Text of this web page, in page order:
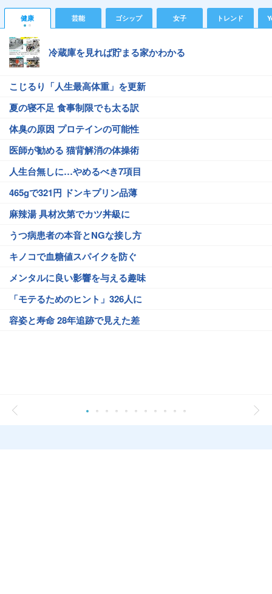
健康 芸能 ゴシップ 女子 トレンド
冷蔵庫を見れば貯まる家かわかる
こじるり「人生最高体重」を更新
夏の寝不足 食事制限でも太る訳
体臭の原因 プロテインの可能性
医師が勧める 猫背解消の体操術
人生台無しに…やめるべき7項目
465gで321円 ドンキプリン品薄
麻辣湯 具材次第でカツ丼級に
うつ病患者の本音とNGな接し方
キノコで血糖値スパイクを防ぐ
メンタルに良い影響を与える趣味
「モテるためのヒント」326人に
容姿と寿命 28年追跡で見えた差